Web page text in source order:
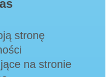
stronę
na stronie